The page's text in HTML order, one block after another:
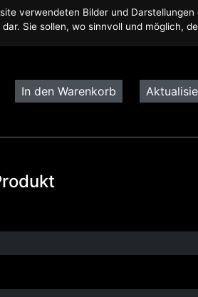
verwendeten Bilder und
Sie sollen, wo sinnvoll und möglich,